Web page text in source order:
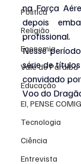
Politica
Religião
Economia
Vale do Paraiba
Educação
EI, PENSE
Tecnologia
Ciência
Entrevista
na Força
depois
profissional.
Nesse
série de
convidado
Voo do